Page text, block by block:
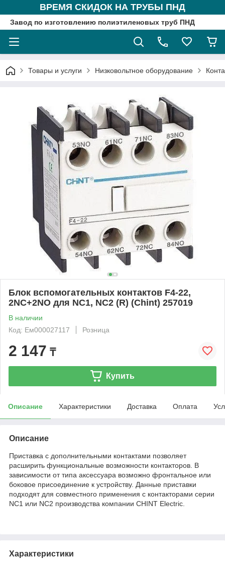
ВРЕМЯ СКИДОК НА ТРУБЫ ПНД
Завод по изготовлению полиэтиленовых труб ПНД
Товары и услуги Низковольтное оборудование
Блок вспомогательных контактов F4-22,
2NC+2NO для NC1, NC2 (R) (Chint) 257019
В наличии
Код: Ем000027117
Розница
2 147 ₸
Купить
Описание Характеристики Доставка Оплата
Описание
Приставка с дополнительными контактами позволяет
расширить функциональные возможности контакторов. В
зависимости от типа аксессуара возможно фронтальное или
боковое присоединение к устройству. Данные приставки
подходят для совместного применения с контакторами серии
NC1 или NC2 производства компании CHINT Electric.
Характеристики